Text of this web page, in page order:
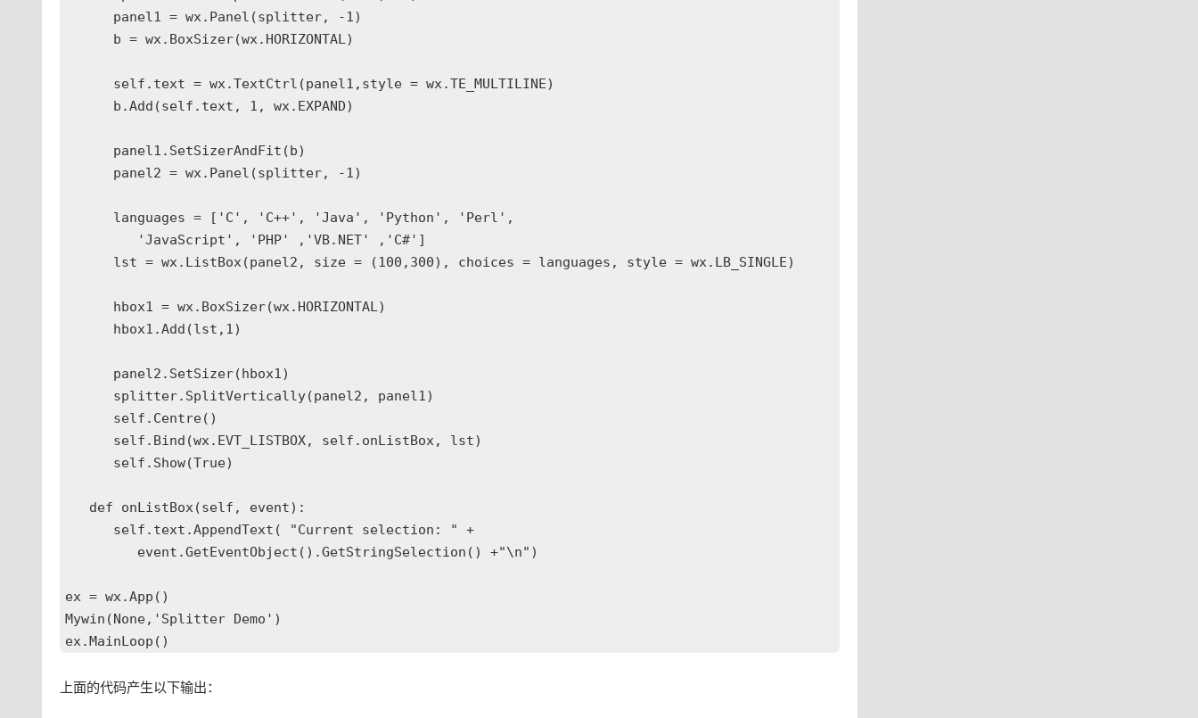
      panel1 = wx.Panel(splitter, -1)
      b = wx.BoxSizer(wx.HORIZONTAL)
      self.text = wx.TextCtrl(panel1,style = wx.TE_MULTILINE)
      b.Add(self.text, 1, wx.EXPAND)
      panel1.SetSizerAndFit(b)
      panel2 = wx.Panel(splitter, -1)
      languages = ['C', 'C++', 'Java', 'Python', 'Perl',
         'JavaScript', 'PHP' ,'VB.NET' ,'C#']
      lst = wx.ListBox(panel2, size = (100,300), choices = languages, style = wx.LB_SINGLE)
      hbox1 = wx.BoxSizer(wx.HORIZONTAL)
      hbox1.Add(lst,1)
      panel2.SetSizer(hbox1)
      splitter.SplitVertically(panel2, panel1)
      self.Centre()
      self.Bind(wx.EVT_LISTBOX, self.onListBox, lst)
      self.Show(True)
   def onListBox(self, event):
      self.text.AppendText( "Current selection: " +
         event.GetEventObject().GetStringSelection() +"\n")
ex = wx.App()
Mywin(None,'Splitter Demo')
上面的代码产生以下输出：